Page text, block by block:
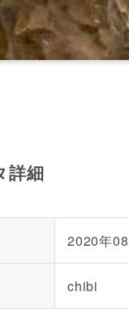
詳細
2020年
chibi